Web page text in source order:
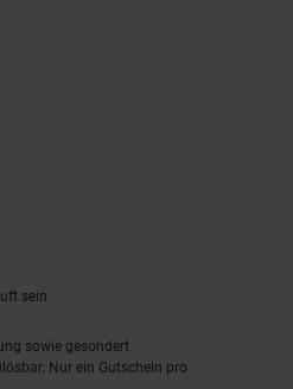
sein.
sowie gesondert
Nur ein Gutschein pro